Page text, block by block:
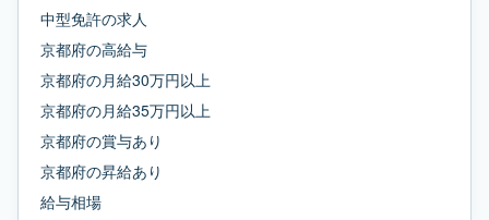
中型免許の求人
京都府の高給与
京都府の月給30万円以上
京都府の月給35万円以上
京都府の賞与あり
京都府の昇給あり
給与相場